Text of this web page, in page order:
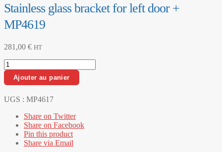
Stainless glass bracket for left door +
MP4619
281,00 € HT
quantité
de
Stainless
bracket
door
MP4619
Ajouter au panier
UGS : MP4617
Share on Twitter
Share on Facebook
Pin this product
Share via Email